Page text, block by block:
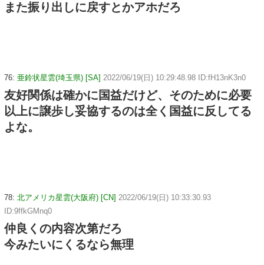
また振り出しに戻すとかアホだろ
76: 亜鈴状星雲(埼玉県) [SA] 2022/06/19(日) 10:29:48.98 ID:fH13nK3n0
友好関係は確かに国益だけど、そのために必要
以上に譲歩し妥協するのは全く国益に反してる
よな。
78: 北アメリカ星雲(大阪府) [CN] 2022/06/19(日) 10:33:30.93
ID:9ffkGMnq0
仲良くの内容次第だろ
今みたいにくるなら無理